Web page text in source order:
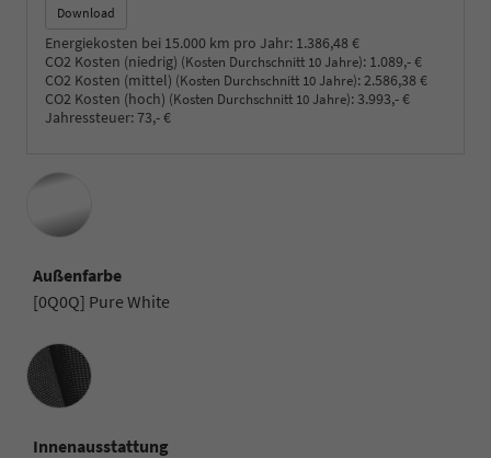
Download
Energiekosten bei 15.000 km pro Jahr: 1.386,48 €
CO2 Kosten (niedrig) (Kosten Durchschnitt 10 Jahre): 1.089,- €
CO2 Kosten (mittel) (Kosten Durchschnitt 10 Jahre): 2.586,38 €
CO2 Kosten (hoch) (Kosten Durchschnitt 10 Jahre):3.993,- €
Jahressteuer:73,- €
Außenfarbe
[0Q0Q] Pure White
Innenausstattung
Innenausstattung